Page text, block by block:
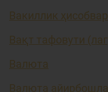
Вакиллик
Вақт тафовути
Валюта
Валюта